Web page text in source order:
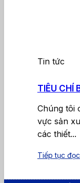
Tin tức
TIÊU CHÍ
Chúng tôi
vực sản
các thiết...
Tiếp tục đọc